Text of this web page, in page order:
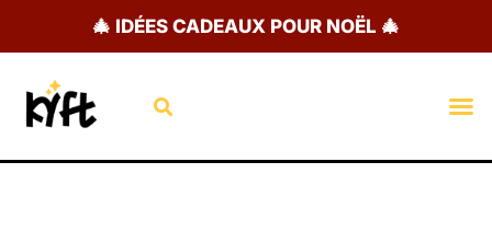
🎄 IDÉES CADEAUX POUR NOËL 🎄
Rechercher